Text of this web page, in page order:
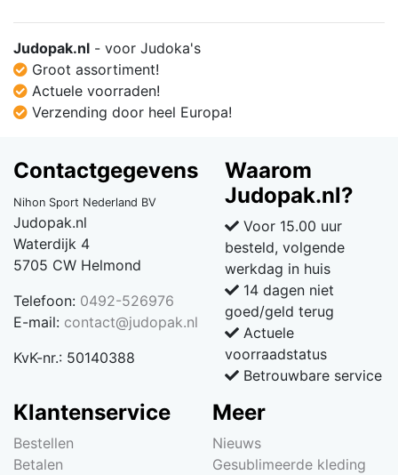
Judopak.nl - voor Judoka's
Groot assortiment!
Actuele voorraden!
Verzending door heel Europa!
Contactgegevens
Nihon Sport Nederland BV
Judopak.nl
Waterdijk 4
5705 CW Helmond
Telefoon: 0492-526976
E-mail: contact@judopak.nl
KvK-nr.: 50140388
Waarom
Judopak.nl?
Voor 15.00 uur
besteld, volgende
werkdag in huis
14 dagen niet
goed/geld terug
Actuele
voorraadstatus
Betrouwbare service
Klantenservice
Bestellen
Betalen
Meer
Nieuws
Gesublimeerde kleding